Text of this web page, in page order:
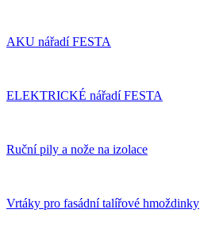
AKU nářadí FESTA
ELEKTRICKÉ nářadí FESTA
Ruční pily a nože na izolace
Vrtáky pro fasádní talířové hmoždinky